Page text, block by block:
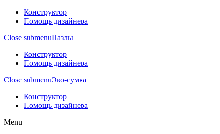
Конструктор
Помощь дизайнера
Close submenuПазлы
Конструктор
Помощь дизайнера
Close submenuЭко-сумка
Конструктор
Помощь дизайнера
Menu